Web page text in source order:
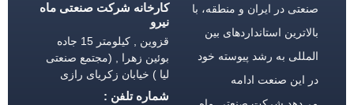
صنعتی در ایران و منطقه، با
بالاترین استانداردهای بین
المللی به رشد پیوسته خود
در این صنعت ادامه
کارخانه شرکت صنعتی ماه
نیرو
قزوین , کیلومتر 15 جاده
بوئین زهرا , (مجتمع صنعتی
لیا ) خیابان زکریای رازی
شماره تلفن :